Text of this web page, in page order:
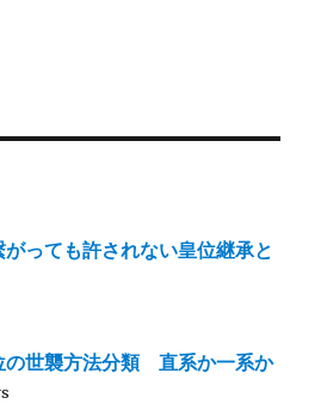
がっても許されない皇位継承と
の世襲方法分類 直系か一系か